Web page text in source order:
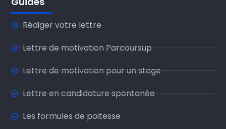
Rédiger votre lettre
Lettre de motivation Parcoursup
Lettre de motivation pour un stage
Lettre en candidature spontanée
Les formules de poitesse